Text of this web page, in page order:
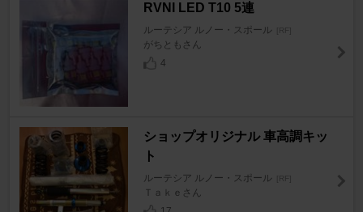
RVNI LED T10 5連
ルーテシア ルノー・スポール [RF]
がちともさん
4
ショップオリジナル 車高調キッ
ト
ルーテシア ルノー・スポール [RF]
Ｔａｋｅさん